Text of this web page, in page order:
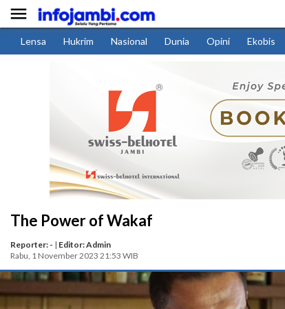

Lensa Hukrim Nasional Dunia Opini Ekobis
The Power of Wakaf
Reporter: - | Editor: Admin
Rabu, 1 November 2023 21:53 WIB